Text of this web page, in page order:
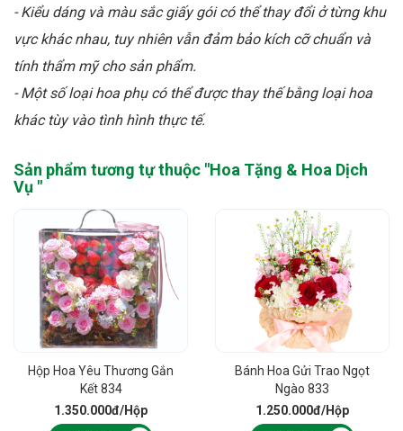
- Kiểu dáng và màu sắc giấy gói có thể thay đổi ở từng khu
vực khác nhau, tuy nhiên vẫn đảm bảo kích cỡ chuẩn và
tính thẩm mỹ cho sản phẩm.
- Một số loại hoa phụ có thể được thay thế bằng loại hoa
khác tùy vào tình hình thực tế.
Sản phẩm tương tự thuộc "Hoa Tặng & Hoa Dịch
Vụ "
Hộp Hoa Yêu Thương Gắn
Kết 834
1.350.000đ/Hộp
Bánh Hoa Gửi Trao Ngọt
Ngào 833
1.250.000đ/Hộp